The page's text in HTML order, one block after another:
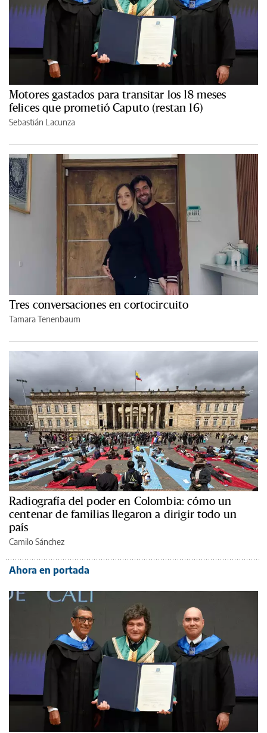
Motores gastados para transitar los 18 meses
felices que prometió Caputo (restan 16)
Sebastián Lacunza
Tres conversaciones en cortocircuito
Tamara Tenenbaum
Radiografía del poder en Colombia: cómo un
centenar de familias llegaron a dirigir todo un
país
Camilo Sánchez
Ahora en portada